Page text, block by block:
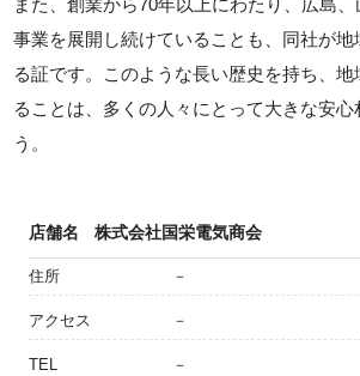
事業を展開し続けていることも、同社が
る証です。このような長い歴史を持ち、
ることは、多くの人々にとって大きな安心
う。
店舗名 株式会社国栄電気商会
住所 －
アクセス －
TEL －